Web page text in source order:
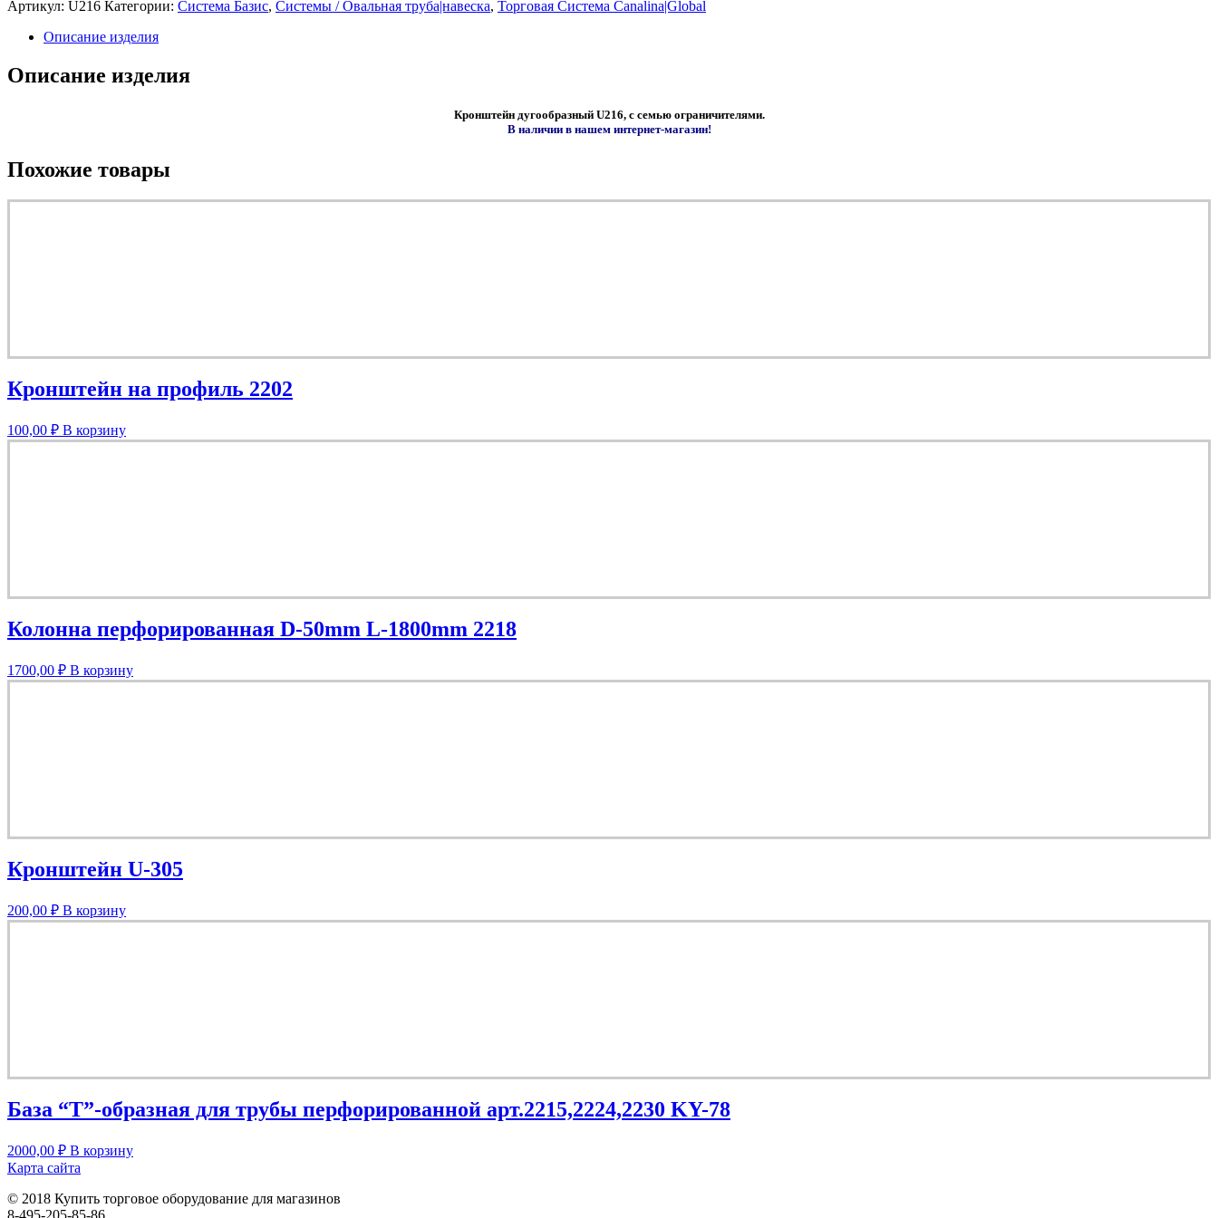
Артикул: U216 Категории: Система Базис, Системы / Овальная труба|навеска, Торговая Система Canalina|Global
Описание изделия
Описание изделия
Кронштейн дугообразный U216, с семью ограничителями.
В наличии в нашем интернет-магазин!
Похожие товары
Кронштейн на профиль 2202
100,00 ₽ В корзину
Колонна перфорированная D-50mm L-1800mm 2218
1700,00 ₽ В корзину
Кронштейн U-305
200,00 ₽ В корзину
База “T”-образная для трубы перфорированной арт.2215,2224,2230 KY-78
2000,00 ₽ В корзину
Карта сайта
© 2018 Купить торговое оборудование для магазинов
8-495-205-85-86